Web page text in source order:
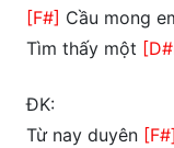
[F#] Cầu mong
Tìm thấy một
ĐK:
Từ nay duyên [F#]